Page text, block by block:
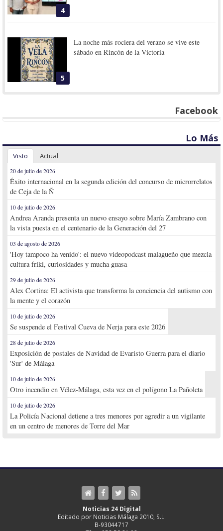
4
5
La noche más rociera del verano se vive este
sábado en Rincón de la Victoria
Facebook
Lo Más
Visto Actual
20 de julio de 2026
Éxito internacional en la segunda edición del concurso de microrrelatos
de Ceja de la Ñ
10 de julio de 2026
Andrea Aranda presenta un nuevo ensayo sobre María Zambrano con
la vista puesta en el centenario de la Generación del 27
03 de agosto de 2026
'Hoy tampoco ha venido': el nuevo videopodcast malagueño que mezcla
cultura friki, curiosidades y mucha guasa
29 de julio de 2026
Alex Cortina: El activista que transforma la conciencia del autismo con
la mente y el corazón
10 de julio de 2026
Se suspende el Festival Cueva de Nerja para este 2026
28 de julio de 2026
Exposición de postales de Navidad de Evaristo Guerra para el diario
'Sur' de Málaga
10 de julio de 2026
Otro incendio en Vélez-Málaga, esta vez en el polígono La Pañoleta
10 de julio de 2026
La Policía Nacional detiene a tres menores por agredir a un vigilante
en un centro de menores de Torre del Mar
Noticias 24 Digital
Editado por Noticias Málaga 2010, S.L.
B-93044717